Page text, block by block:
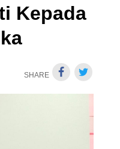
Kepada
SHARE